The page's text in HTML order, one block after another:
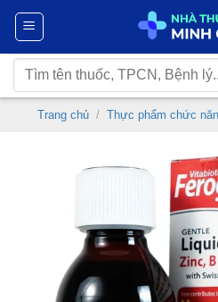
Chuyển
nội
dung
Tìm
kiếm:
Trang chủ / Thực phẩm chức